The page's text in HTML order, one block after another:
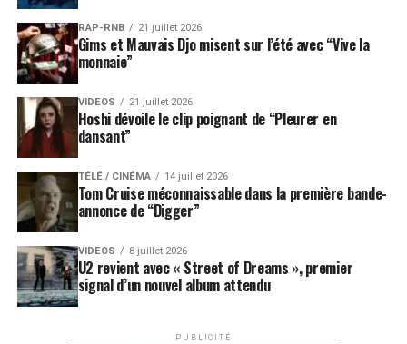
RAP-RNB 21 juillet 2026
Gims et Mauvais Djo misent sur l’été avec “Vive la
monnaie”
VIDEOS 21 juillet 2026
Hoshi dévoile le clip poignant de “Pleurer en
dansant”
TÉLÉ / CINÉMA 14 juillet 2026
Tom Cruise méconnaissable dans la première bande-
annonce de “Digger”
VIDEOS 8 juillet 2026
U2 revient avec « Street of Dreams », premier
signal d’un nouvel album attendu
PUBLICITÉ